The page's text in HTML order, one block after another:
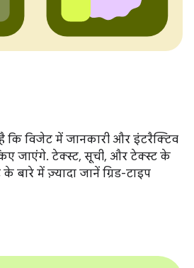
विजेट में जानकारी और इंटरैक्टिव
जाएंगे. टेक्स्ट, सूची, और टेक्स्ट के
में ज़्यादा जानें ग्रिड-टाइप